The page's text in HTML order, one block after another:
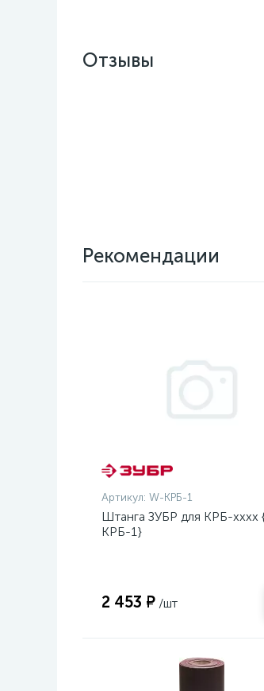
Отзывы
Рекомендации
Артикул: W-КРБ-1
Штанга ЗУБР для КРБ-хххх
КРБ-1}
2 453 ₽ /шт